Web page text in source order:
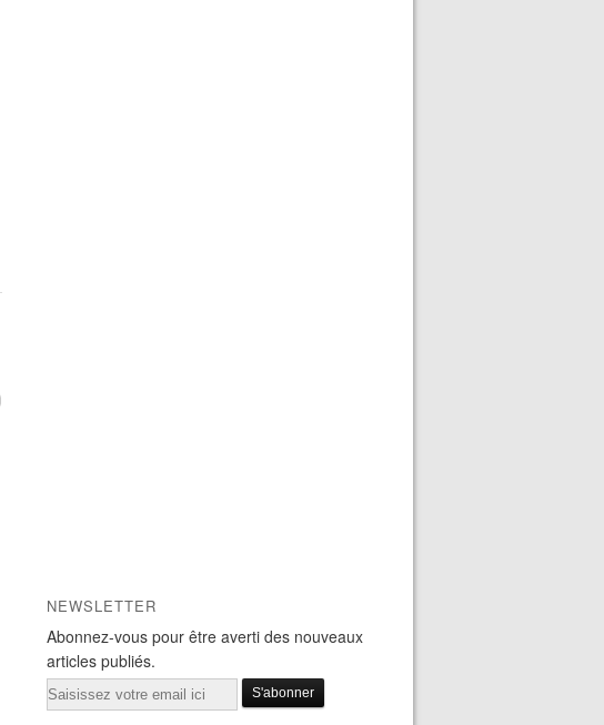
NEWSLETTER
Abonnez-vous pour être averti des nouveaux
articles publiés.
Email